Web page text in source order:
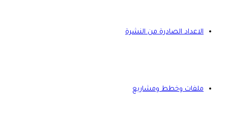
الاعداد الصادرة من النشرة
ملفات وخطط ومشاريع